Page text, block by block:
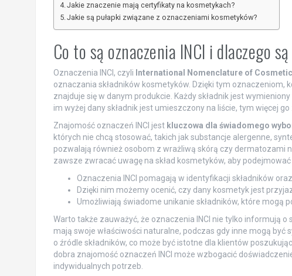
Jakie znaczenie mają certyfikaty na kosmetykach?
Jakie są pułapki związane z oznaczeniami kosmetyków?
Co to są oznaczenia INCI i dlaczego
Oznaczenia INCI, czyli International Nomenclature of
oznaczania składników kosmetyków. Dzięki tym
znajduje się w danym produkcie. Każdy składnik jest
im wyżej dany składnik jest umieszczony na liście, tym więcej
Znajomość oznaczeń INCI jest kluczowa dla świadomego
których nie chcą stosować, takich jak substancje alergenne,
pozwalają również osobom z wrażliwą skórą czy dermatozami
zawsze zwracać uwagę na skład kosmetyków, aby
Oznaczenia INCI pomagają w identyfikacji składników
Dzięki nim możemy ocenić, czy dany kosmetyk jest
Umożliwiają świadome unikanie składników, które mogą
Warto także zauważyć, że oznaczenia INCI nie tylko informują o
mają swoje właściwości naturalne, podczas gdy inne mogą
o źródle składników, co może być istotne dla klientów
dobra znajomość oznaczeń INCI może wzbogacić
indywidualnych potrzeb.